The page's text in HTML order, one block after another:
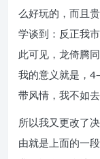
么好玩的，而且
学谈到：反正我
此可见，龙倚腾
我的意义就是，
带风情，我不如去
所以我又更改了
由就是上面的一